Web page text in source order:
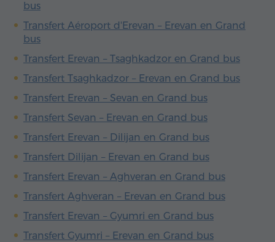
bus
Transfert Aéroport d'Erevan – Erevan en Grand
bus
Transfert Erevan – Tsaghkadzor en Grand bus
Transfert Tsaghkadzor – Erevan en Grand bus
Transfert Erevan – Sevan en Grand bus
Transfert Sevan – Erevan en Grand bus
Transfert Erevan – Dilijan en Grand bus
Transfert Dilijan – Erevan en Grand bus
Transfert Erevan – Aghveran en Grand bus
Transfert Aghveran – Erevan en Grand bus
Transfert Erevan – Gyumri en Grand bus
Transfert Gyumri – Erevan en Grand bus